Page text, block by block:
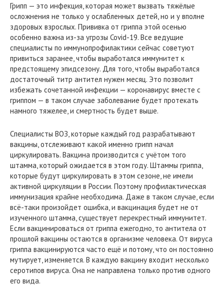
Грипп — это инфекция, которая может вызвать тяжёлые
осложнения не только у ослабленных детей, но и у вполне
здоровых взрослых. Прививка от гриппа этой осенью
особенно важна из-за угрозы Covid-19. Все ведущие
специалисты по иммунопрофилактики сейчас советуют
привиться заранее, чтобы выработался иммунитет к
предстоящему эпидсезону. Для того, чтобы выработался
достаточный титр антител нужен месяц. Это позволит
избежать сочетанной инфекции — коронавирус вместе с
гриппом — в таком случае заболевание будет протекать
намного тяжелее, и смертность будет выше.
Специалисты ВОЗ, которые каждый год разрабатывают
вакцины, отслеживают какой именно грипп начал
циркулировать. Вакцина производится с учётом того
штамма, который ожидается в этом году. Штаммы гриппа,
которые будут циркулировать в этом сезоне, не имели
активной циркуляции в России. Поэтому профилактическая
иммунизация крайне необходима. Даже в таком случае, если
всё-таки произойдет ошибка, и вакцинация будет не от
изученного штамма, существует перекрестный иммунитет.
Если вакцинироваться от гриппа ежегодно, то антитела от
прошлой вакцины остаются в организме человека. От вируса
гриппа вакцинируются часто ещё и потому, что он постоянно
мутирует, изменяется. В каждую вакцину входит несколько
серотипов вируса. Она не направлена только против одного
его вида.